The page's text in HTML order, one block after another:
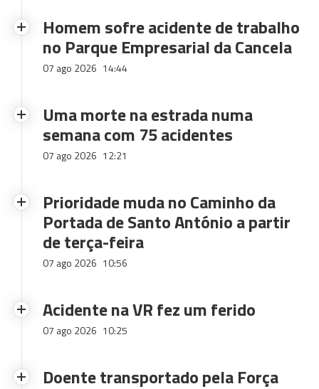
Homem sofre acidente de trabalho
no Parque Empresarial da Cancela
07 ago 2026 14:44
Uma morte na estrada numa
semana com 75 acidentes
07 ago 2026 12:21
Prioridade muda no Caminho da
Portada de Santo António a partir
de terça-feira
07 ago 2026 10:56
Acidente na VR fez um ferido
07 ago 2026 10:25
Doente transportado pela Força